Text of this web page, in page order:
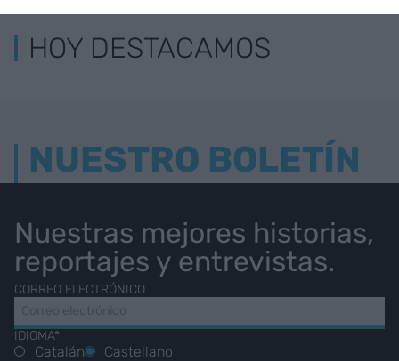
HOY DESTACAMOS
NUESTRO BOLETÍN
Nuestras mejores historias,
reportajes y entrevistas.
CORREO ELECTRÓNICO
IDIOMA*
Catalán
Castellano